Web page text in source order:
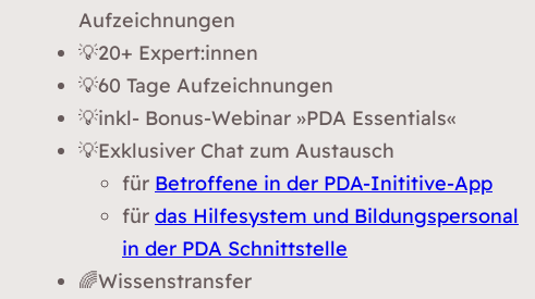
Aufzeichnungen
💡20+ Expert:innen
💡60 Tage Aufzeichnungen
💡inkl- Bonus-Webinar »PDA Essentials«
💡Exklusiver Chat zum Austausch
für Betroffene in der PDA-Inititive-App
für das Hilfesystem und Bildungspersonal
in der PDA Schnittstelle
🌈Wissenstransfer